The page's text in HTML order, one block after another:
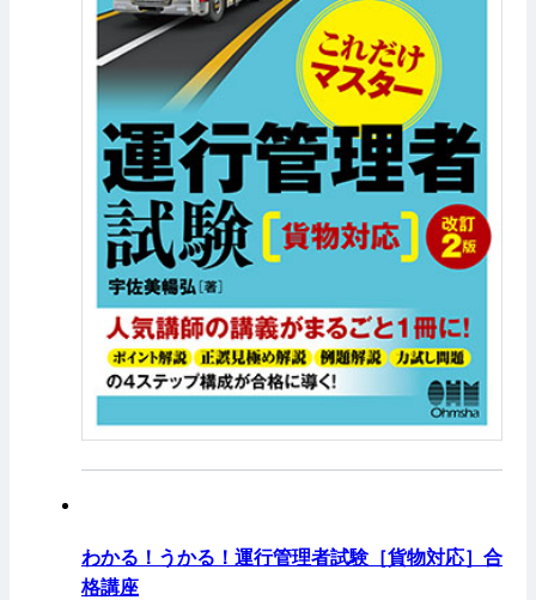
わかる！うかる！運行管理者試験［貨物対応］合
格講座